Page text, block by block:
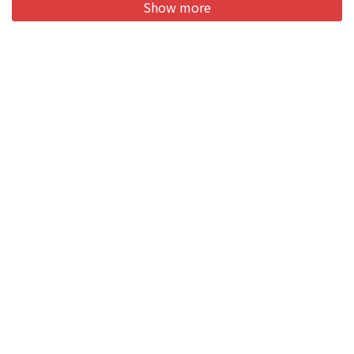
Show more